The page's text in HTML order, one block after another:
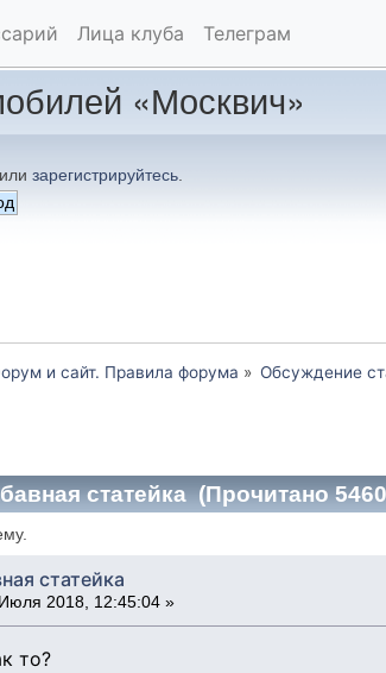
Лица клуба Телеграм
«Москвич»
или зарегистрируйтесь
и сайт. Правила форума » Обсуждение
статейка (Прочитано
статейка
2018, 12:45:04 »
то?